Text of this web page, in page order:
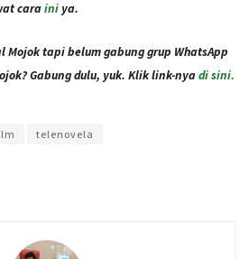
caraini ya.
Mojok tapi belum gabung grup WhatsApp
Gabung dulu, yuk. Klik link-nyadi sini.
telenovela